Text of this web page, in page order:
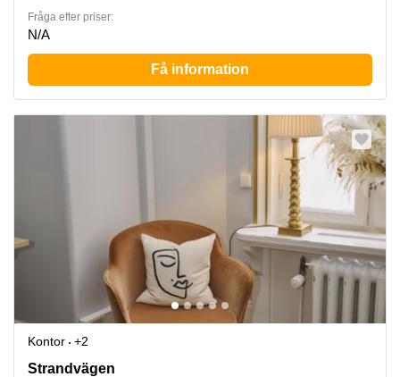
Fråga efter priser:
N/A
Få information
Kontor
+2
Strandvägen 7, Östermalm
Strandvägen